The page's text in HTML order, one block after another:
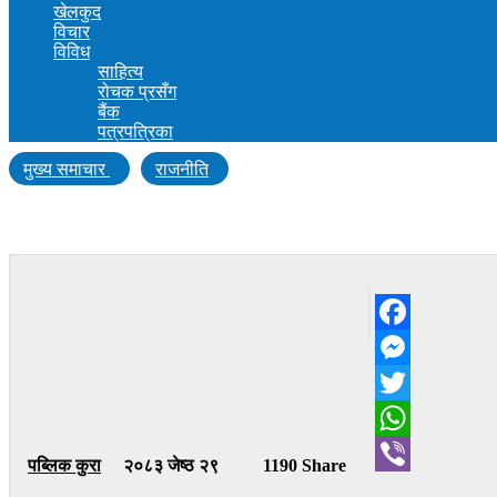
खेलकुद
विचार
विविध
साहित्य
रोचक प्रसँग
बैंक
पत्रपत्रिका
मुख्य समाचार
राजनीति
पब्लिक कुरा २०८३ जेष्ठ २९ 1190 Share
Facebook
Messenger
Twitter
WhatsApp